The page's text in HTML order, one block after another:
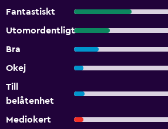
Fantastiskt
Utomordentligt
Bra
Okej
Till
belåtenhet
Mediokert